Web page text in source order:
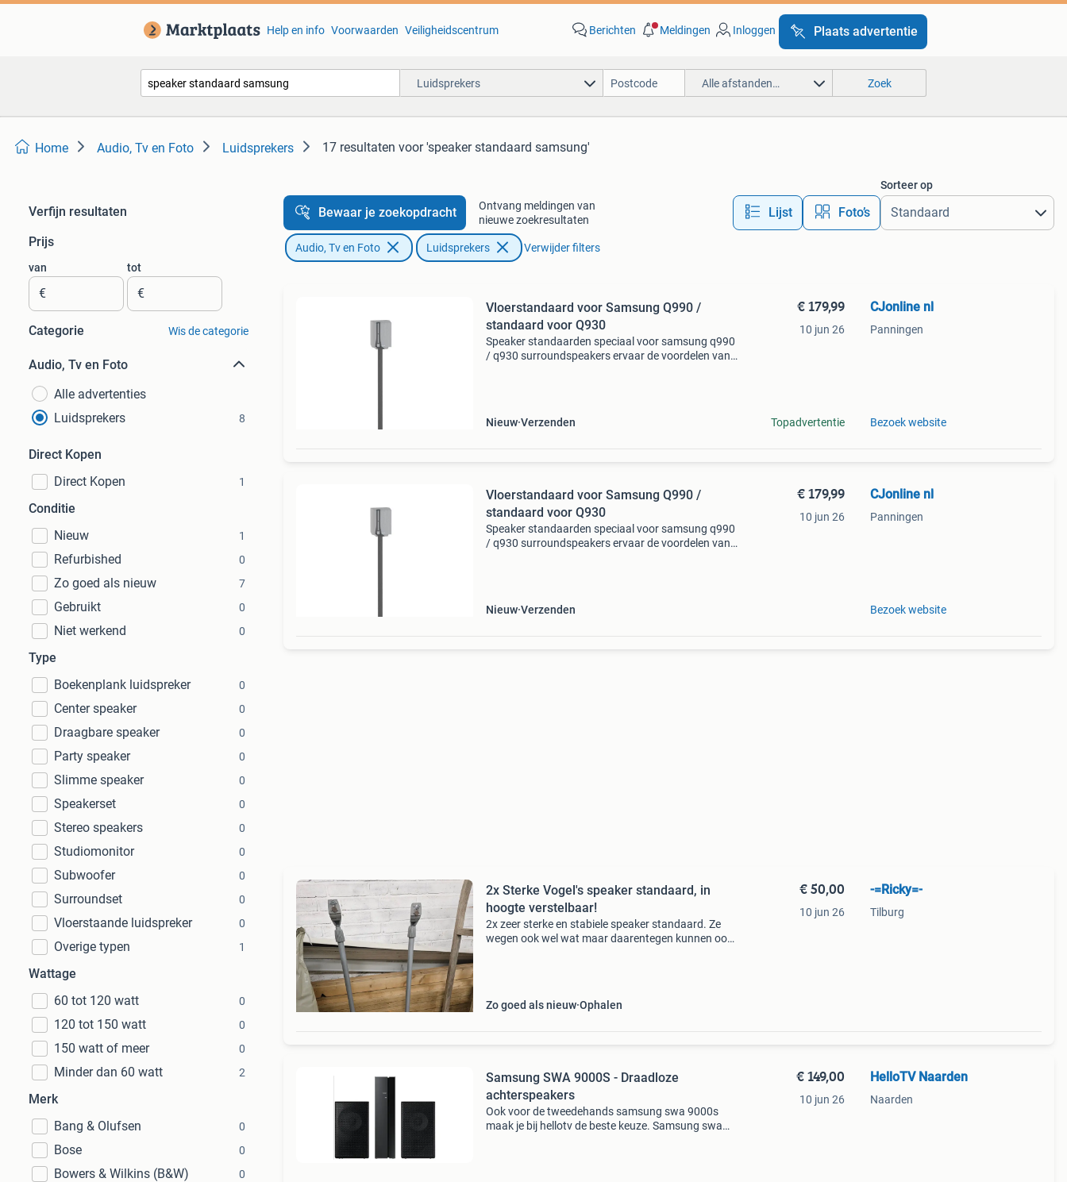
Help en info Voorwaarden Veiligheidscentrum Berichten Meldingen Inloggen Plaats advertentie
Luidsprekers Alle afstanden… Zoek
Home Audio, Tv en Foto Luidsprekers 17 resultaten voor 'speaker standaard samsung'
Verfijn resultaten
Prijs
van
€
tot
€
Categorie Wis de categorie
Audio, Tv en Foto
Alle advertenties
Luidsprekers
8
Direct Kopen
Direct Kopen
1
Conditie
Nieuw
1
Refurbished 0
Zo goed als nieuw 7
Gebruikt 0
Niet werkend 0
Type
Boekenplank luidspreker
0
Center speaker 0
Draagbare speaker 0
Party speaker 0
Slimme speaker 0
Speakerset 0
Stereo speakers 0
Studiomonitor 0
Subwoofer 0
Surroundset 0
Vloerstaande luidspreker 0
Overige typen 1
Wattage
60 tot 120 watt
0
120 tot 150 watt 0
150 watt of meer 0
Minder dan 60 watt 2
Merk
Bang & Olufsen
0
Bose 0
Bowers & Wilkins (B&W) 0
Bewaar je zoekopdracht
Ontvang meldingen van
nieuwe zoekresultaten
Lijst Foto’s
Sorteer op
Audio, Tv en Foto Luidsprekers Verwijder filters
Vloerstandaard voor Samsung Q990 /
standaard voor Q930
Speaker standaarden speciaal voor samsung q990
/ q930 surroundspeakers ervaar de voordelen van
Nieuw Verzenden
€ 179,99
10 jun 26
Topadvertentie
CJonline nl
Panningen
Bezoek website
Vloerstandaard voor Samsung Q990 /
standaard voor Q930
Speaker standaarden speciaal voor samsung q990
/ q930 surroundspeakers ervaar de voordelen van
Nieuw Verzenden
€ 179,99
10 jun 26
CJonline nl
Panningen
Bezoek website
2x Sterke Vogel's speaker standaard, in
hoogte verstelbaar!
2x zeer sterke en stabiele speaker standaard. Ze
wegen ook wel wat maar daarentegen kunnen ook
Zo goed als nieuw Ophalen
€ 50,00
10 jun 26
-=Ricky=-
Tilburg
Samsung SWA 9000S - Draadloze
achterspeakers
Ook voor de tweedehands samsung swa 9000s
maak je bij hellotv de beste keuze. Samsung swa
€ 149,00
10 jun 26
HelloTV Naarden
Naarden